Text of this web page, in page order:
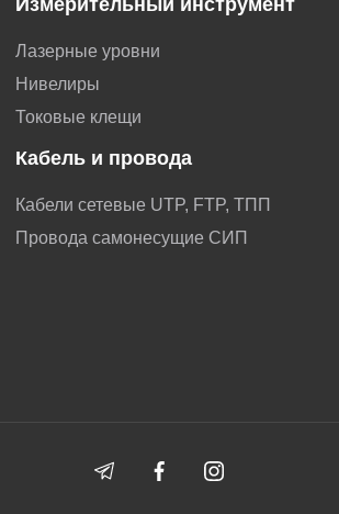
Лазерные уровни
Нивелиры
Токовые клещи
Кабель и провода
Кабели сетевые UTP, FTP, ТПП
Провода самонесущие СИП